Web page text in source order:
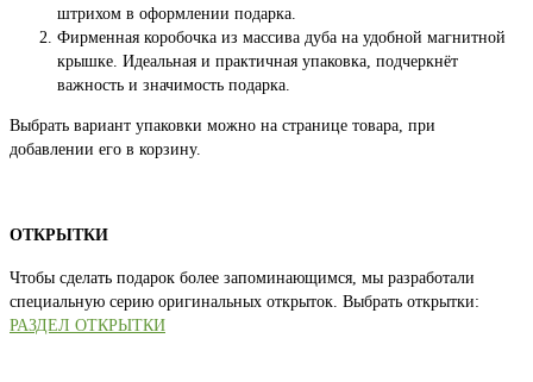
штрихом в оформлении подарка.
Фирменная коробочка из массива дуба на удобной магнитной
крышке. Идеальная и практичная упаковка, подчеркнёт
важность и значимость подарка.
Выбрать вариант упаковки можно на странице товара, при
добавлении его в корзину.
ОТКРЫТКИ
Чтобы сделать подарок более запоминающимся, мы разработали
специальную серию оригинальных открыток. Выбрать открытки:
РАЗДЕЛ ОТКРЫТКИ